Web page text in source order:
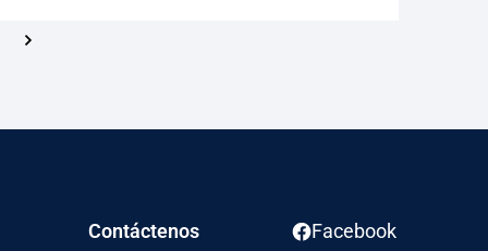
Siguiente
Contáctenos
Facebook